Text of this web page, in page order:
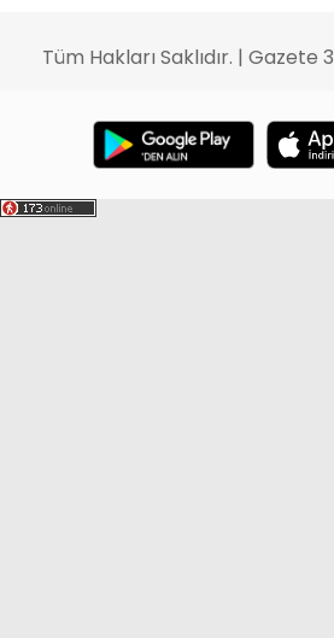
Tüm Hakları Saklıdır. | Gazete 3